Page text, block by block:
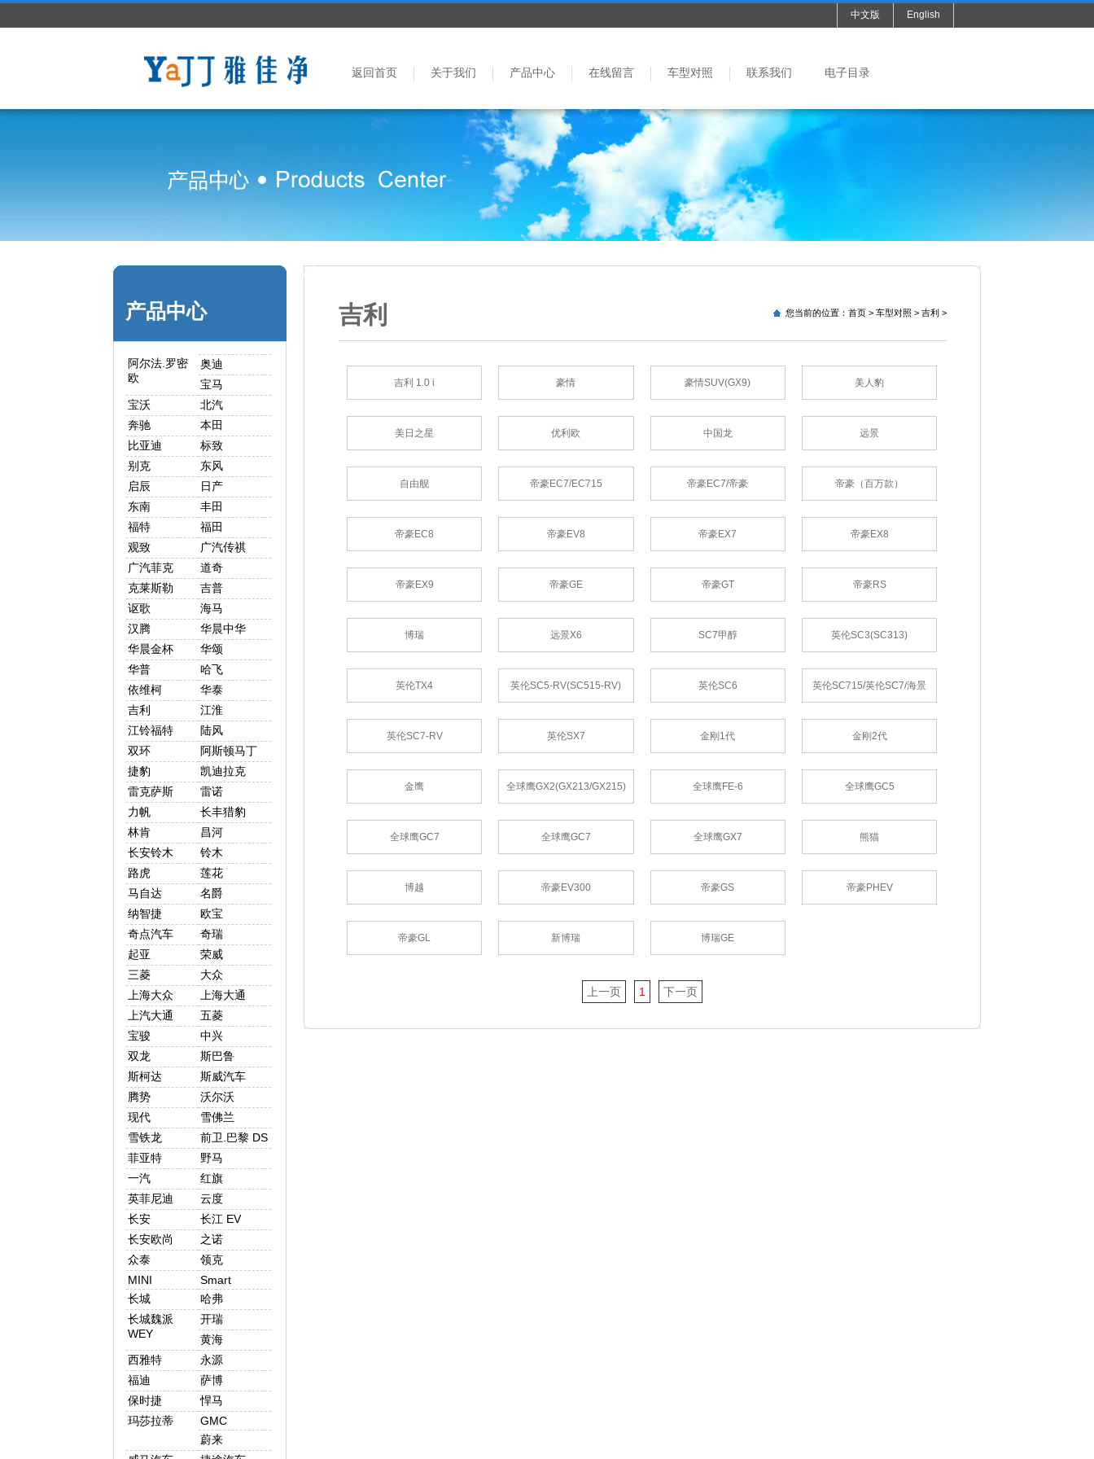
中文版 English
返回首页 关于我们 产品中心 在线留言 车型对照 联系我们 电子目录
产品中心
阿尔法.罗密
欧
奥迪
宝马
宝沃
北汽
奔驰
本田
比亚迪
标致
别克
东风
启辰
日产
东南
丰田
福特
福田
观致
广汽传祺
广汽菲克
道奇
克莱斯勒
吉普
讴歌
海马
汉腾
华晨中华
华晨金杯
华颂
华普
哈飞
依维柯
华泰
吉利
江淮
江铃福特
陆风
双环
阿斯顿马丁
捷豹
凯迪拉克
雷克萨斯
雷诺
力帆
长丰猎豹
林肯
昌河
长安铃木
铃木
路虎
莲花
马自达
名爵
纳智捷
欧宝
奇点汽车
奇瑞
起亚
荣威
三菱
大众
上海大众
上海大通
上汽大通
五菱
宝骏
中兴
双龙
斯巴鲁
斯柯达
斯威汽车
腾势
沃尔沃
现代
雪佛兰
雪铁龙
前卫.巴黎 DS
菲亚特
野马
一汽
红旗
英菲尼迪
云度
长安
长江 EV
长安欧尚
之诺
众泰
领克
MINI
Smart
长城
哈弗
长城魏派
WEY
开瑞
黄海
西雅特
永源
福迪
萨博
保时捷
悍马
玛莎拉蒂
GMC
蔚来
吉利 您当前的位置： 首页> 车型对照 > 吉利 >
吉利 1.0 i 豪情 豪情SUV(GX9) 美人豹
美日之星 优利欧 中国龙 远景
自由舰 帝豪EC7/EC715 帝豪EC7/帝豪 帝豪（百万款）
帝豪EC8 帝豪EV8 帝豪EX7 帝豪EX8
帝豪EX9 帝豪GE 帝豪GT 帝豪RS
博瑞 远景X6 SC7甲醇 英伦SC3(SC313)
英伦TX4 英伦SC5-RV(SC515-RV) 英伦SC6 英伦SC715/英伦SC7/海景
英伦SC7-RV 英伦SX7 金刚1代 金刚2代
金鹰 全球鹰GX2(GX213/GX215) 全球鹰FE-6 全球鹰GC5
全球鹰GC7 全球鹰GC7 全球鹰GX7 熊猫
博越 帝豪EV300 帝豪GS 帝豪PHEV
帝豪GL 新博瑞 博瑞GE
上一页 1 下一页